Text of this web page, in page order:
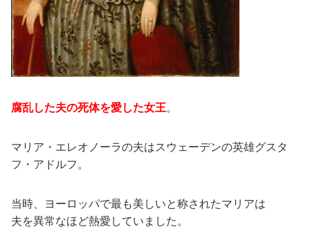
腐乱した夫の死体を愛した女王。
マリア・エレオノーラの夫はスウェーデンの英雄グスタ
フ・アドルフ。
当時、ヨーロッパで最も美しいと称されたマリアは
夫を異常なほど熱愛していました。